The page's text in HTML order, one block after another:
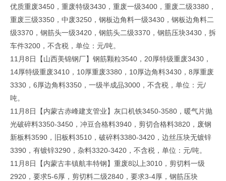
优质重废3450，重废特级3430，重废一级3400，重废二级3380，
重废三级3350，中废3250，钢板边角料一级3430，钢板边角料二
级3370，钢筋头一级3420，钢筋头二级3370，钢筋压块3430，拆
车件3200，不含税，单位：元/吨。
11月8日【山西美锦钢厂】钢筋颗粒3540，20厚特级重废3430，
14厚特级重废3410，10厚重废3380，10厚边角料3430，8厚重废
3330，6厚边角料3350，一级半成品3000，不含税，单位：元/
吨。
11月8日【内蒙古赤峰建支管业】灰口机铁3450-3580，暖气片抛
光破碎料3350-3450，冲豆合格料3940，剪切合格料3820，废钢
新板料3590，旧板料3510，破碎料3380-3420，边丝压块无镀锌
3390，有镀锌3290，杂料3320-3420，不含税，单位：元/吨。
11月8日【内蒙古丰镇航丰特钢】重废8以上3010，剪切料一级
2920，要求5-6厚，剪切料二级2840，要求3-4厚，钢筋压块